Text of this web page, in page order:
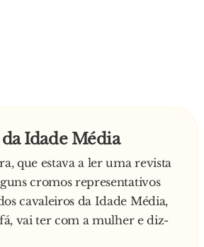
Idade Média
que estava a ler uma revista
cromos representativos
cavaleiros da Idade Média,
vai ter com a mulher e diz-